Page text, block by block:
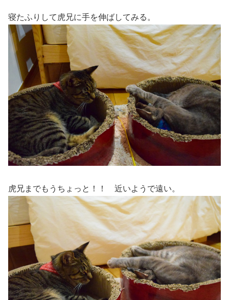
寝たふりして虎兄に手を伸ばしてみる。
虎兄までもうちょっと！！ 近いようで遠い。